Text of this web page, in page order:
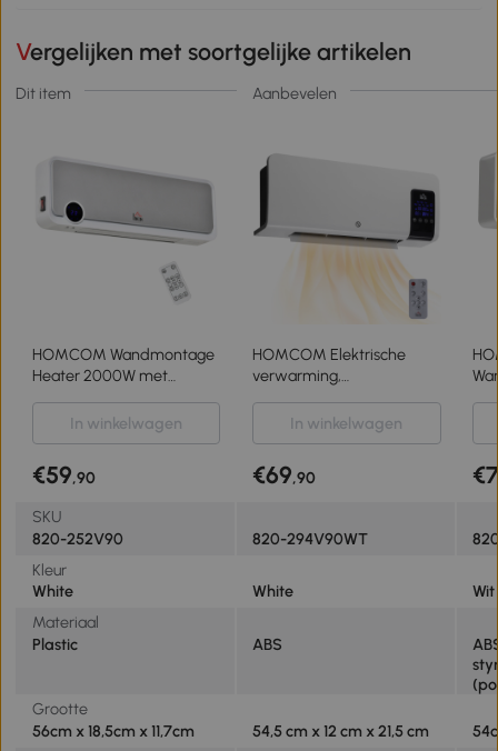
Vergelijken met soortgelijke artikelen
Dit item Aanbevelen
HOMCOM Wandmontage
Heater 2000W met
LED-display 12u Timer
HOMCOM Elektrische
verwarming,
zwenkfunctie, 2 modi,
timer, LED-display, Wit
In winkelwagen In winkelwagen
€59,90 €69,90
SKU
820-252V90
820-294V90WT
Kleur
White
White
Wit
Materiaal
Plastic
ABS
Grootte
56cm x 18,5cm x 11,7cm
54,5 cm x 12 cm x 21,5 cm